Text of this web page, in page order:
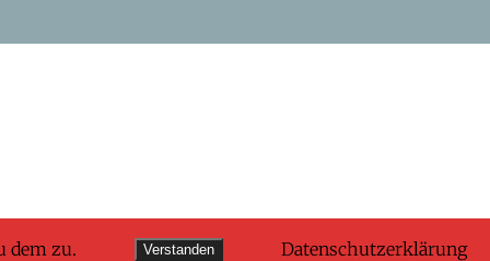
dem zu. Verstanden Datenschutzerklärung